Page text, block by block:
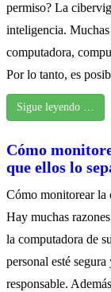
permiso? La
inteligencia.
computadora,
Por lo tanto, es
Sigue leyendo …
Cómo
que ellos lo
Cómo monitorear la
Hay muchas
la computadora de
personal esté
responsable.